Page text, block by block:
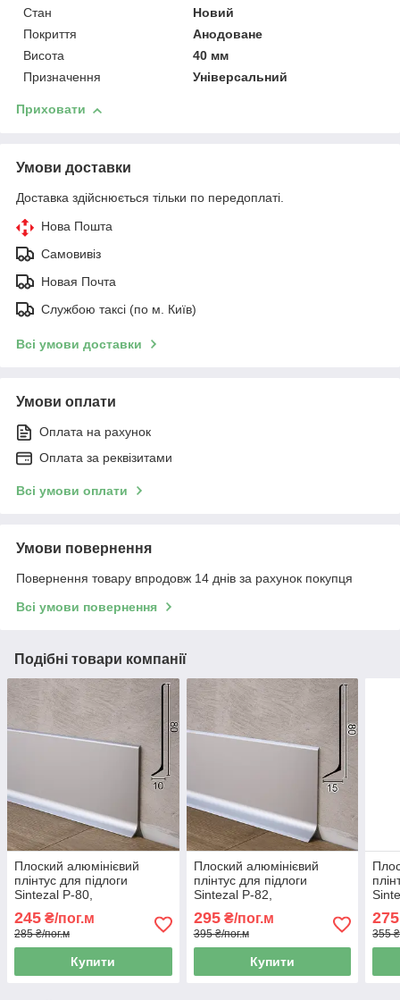
Стан
Новий
Покриття
Анодоване
Висота
40 мм
Призначення
Універсальний
Приховати
Умови доставки
Доставка здійснюється тільки по передоплаті.
Нова Пошта
Самовивіз
Новая Почта
Службою таксі (по м. Київ)
Всі умови доставки
Умови оплати
Оплата на рахунок
Оплата за реквізитами
Всі умови оплати
Умови повернення
Повернення товару впродовж 14 днів за рахунок покупця
Всі умови повернення
Подібні товари компанії
Плоский алюмінієвий
плінтус для підлоги
Sintezal P-80,
Анодований
245 ₴/пог.м
285 ₴/пог.м
Купити
Плоский алюмінієвий
плінтус для підлоги
Sintezal P-82,
Анодований
295₴/пог.м
395 ₴/пог.м
Купити
275
355